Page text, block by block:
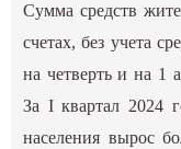
Сумма средств
счетах, без учета
на четверть и на 1
За I квартал 2024
населения вырос